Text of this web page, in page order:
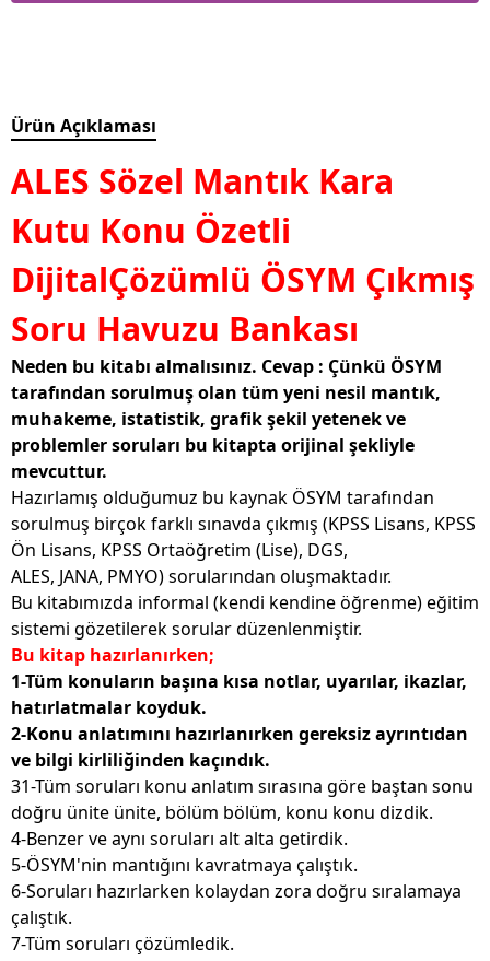
Ürün Açıklaması
ALES Sözel Mantık Kara
Kutu Konu Özetli
DijitalÇözümlü ÖSYM Çıkmış
Soru Havuzu Bankası
Neden bu kitabı almalısınız. Cevap : Çünkü ÖSYM
tarafından sorulmuş olan tüm yeni nesil mantık,
muhakeme, istatistik, grafik şekil yetenek ve
problemler soruları bu kitapta orijinal şekliyle
mevcuttur.
Hazırlamış olduğumuz bu kaynak ÖSYM tarafından
sorulmuş birçok farklı sınavda çıkmış (KPSS Lisans, KPSS
Ön Lisans, KPSS Ortaöğretim (Lise), DGS,
ALES, JANA, PMYO) sorularından oluşmaktadır.
Bu kitabımızda informal (kendi kendine öğrenme) eğitim
sistemi gözetilerek sorular düzenlenmiştir.
Bu kitap hazırlanırken;
1-Tüm konuların başına kısa notlar, uyarılar, ikazlar,
hatırlatmalar koyduk.
2-Konu anlatımını hazırlanırken gereksiz ayrıntıdan
ve bilgi kirliliğinden kaçındık.
31-Tüm soruları konu anlatım sırasına göre baştan sonu
doğru ünite ünite, bölüm bölüm, konu konu dizdik.
4-Benzer ve aynı soruları alt alta getirdik.
5-ÖSYM'nin mantığını kavratmaya çalıştık.
6-Soruları hazırlarken kolaydan zora doğru sıralamaya
çalıştık.
7-Tüm soruları çözümledik.